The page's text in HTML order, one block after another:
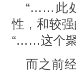
“……此
性，和较
“……这个
⽽之前